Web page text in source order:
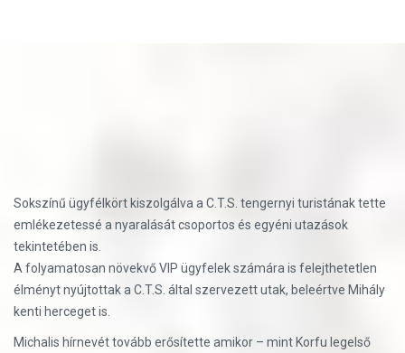
Sokszínű ügyfélkört kiszolgálva a C.T.S. tengernyi turistának tette
emlékezetessé a nyaralását csoportos és egyéni utazások
tekintetében is.
A folyamatosan növekvő VIP ügyfelek számára is felejthetetlen
élményt nyújtottak a C.T.S. által szervezett utak, beleértve Mihály
kenti herceget is.
Michalis hírnevét tovább erősítette amikor – mint Korfu legelső